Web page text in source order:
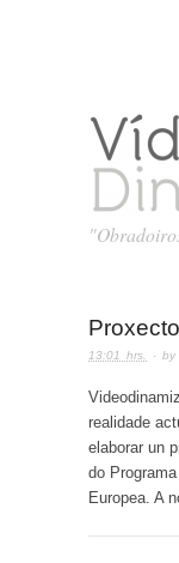
13:01 hrs. · by
realidade
elaborar un
do
Europea. A